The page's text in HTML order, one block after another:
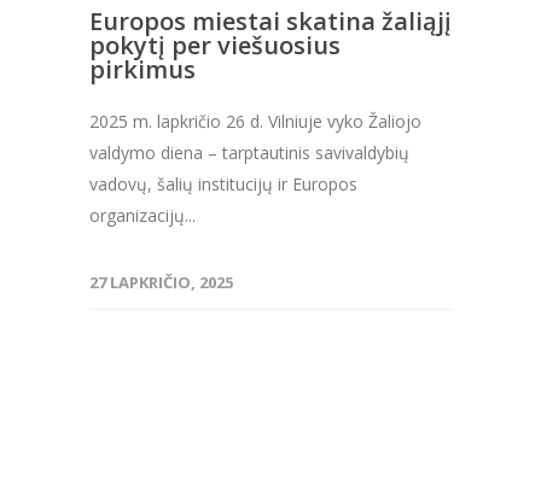
Europos miestai skatina žaliąjį
pokytį per viešuosius
pirkimus
2025 m. lapkričio 26 d. Vilniuje vyko Žaliojo
valdymo diena – tarptautinis savivaldybių
vadovų, šalių institucijų ir Europos
organizacijų...
27 LAPKRIČIO, 2025